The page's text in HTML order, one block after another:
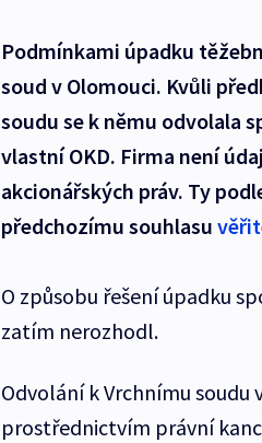
Podmínkami úpadku
soud v Olomouci. Kvůli
soudu se k němu odvolala
vlastní OKD. Firma není
akcionářských práv. Ty
předchozímu souhlasu
O způsobu řešení úpadku
zatím nerozhodl.
Odvolání k Vrchnímu soudu
prostřednictvím právní